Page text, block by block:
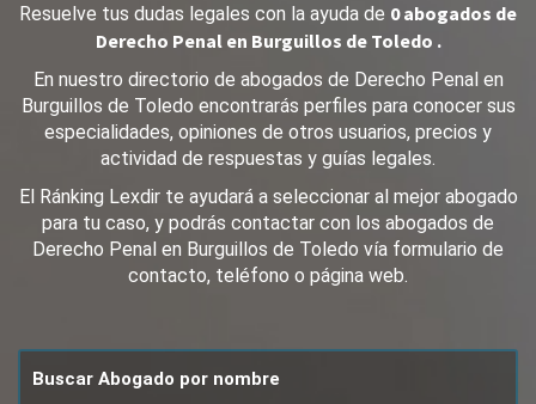
Resuelve tus dudas legales con la ayuda de 0 abogados de
Derecho Penal en Burguillos de Toledo .
En nuestro directorio de abogados de Derecho Penal en
Burguillos de Toledo encontrarás perfiles para conocer sus
especialidades, opiniones de otros usuarios, precios y
actividad de respuestas y guías legales.
El Ránking Lexdir te ayudará a seleccionar al mejor abogado
para tu caso, y podrás contactar con los abogados de
Derecho Penal en Burguillos de Toledo vía formulario de
contacto, teléfono o página web.